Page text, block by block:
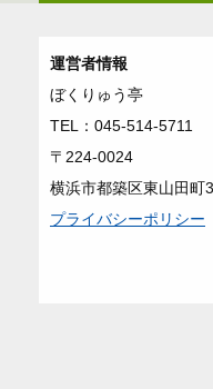
運営者情報
ぼくりゅう亭
TEL：045-514-5711
〒224-0024
横浜市都築区東山田町
プライバシーポリシー